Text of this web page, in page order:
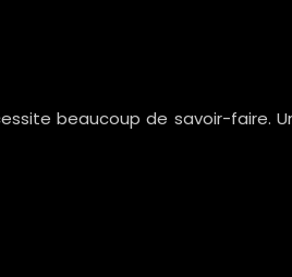
beaucoup de savoir-faire.